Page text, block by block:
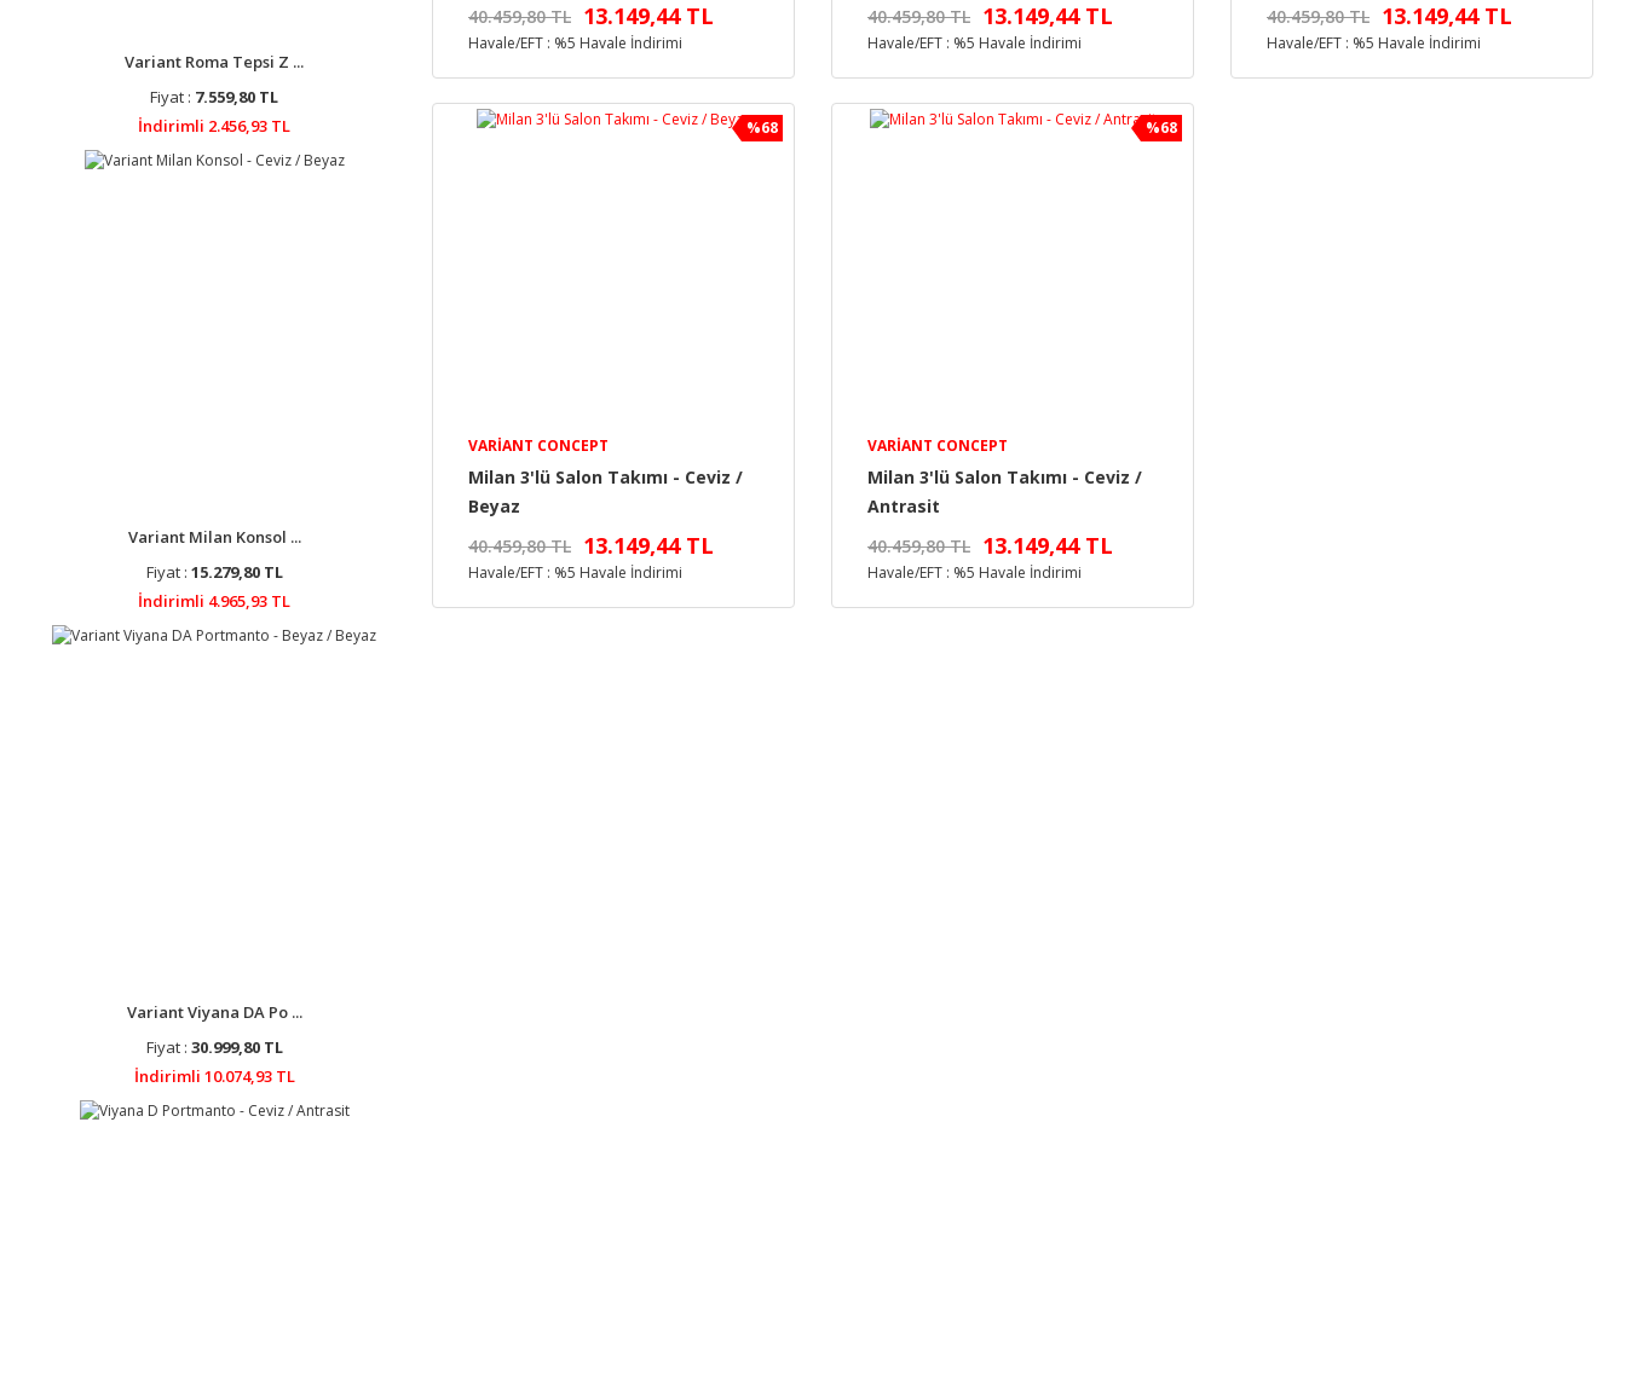
Variant Roma Tepsi Z ...
Fiyat : 7.559,80 TL
İndirimli 2.456,93 TL
Variant Milan Konsol ...
Fiyat : 15.279,80 TL
İndirimli 4.965,93 TL
Variant Viyana DA Po ...
Fiyat : 30.999,80 TL
İndirimli 10.074,93 TL
40.459,80 TL 13.149,44 TL
Havale/EFT : %5 Havale İndirimi
40.459,80 TL 13.149,44 TL
Havale/EFT : %5 Havale İndirimi
40.459,80 TL 13.149,44 TL
Havale/EFT : %5 Havale İndirimi
%68
VARIANT CONCEPT
Milan 3'lü Salon Takımı - Ceviz /
Beyaz
40.459,80 TL 13.149,44 TL
Havale/EFT : %5 Havale İndirimi
%68
VARIANT CONCEPT
Milan 3'lü Salon Takımı - Ceviz /
Antrasit
40.459,80 TL 13.149,44 TL
Havale/EFT : %5 Havale İndirimi